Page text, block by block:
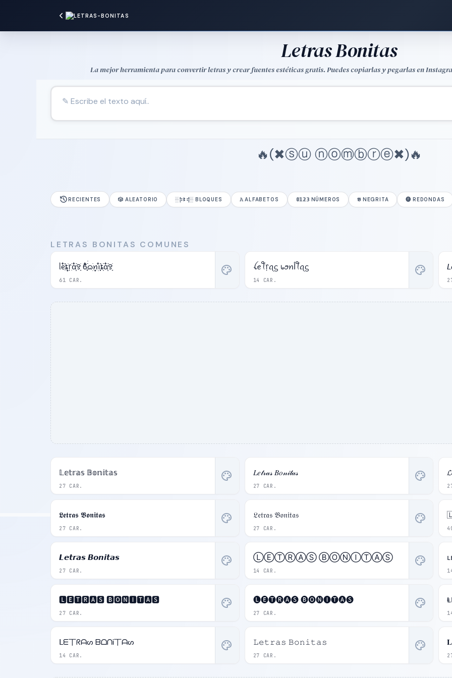
Letras Bonitas
La mejor herramienta para convertir letras y crear fuentes estéticas gratis. Puedes copiarlas y pegarlas en
🔥(✖ⓢⓤ ⓝⓞⓜⓑⓡⓔ✖)🔥
RECIENTES 🎲 ALEATORIO ░⡷ꔪ⢾░ BLOQUES 𝙰 ALFABETOS 𝟘𝟙𝟚𝟛 NÚMEROS 𝕭 NEGRITA 🅡 REDONDAS
LETRAS BONITAS COMUNES
61 CAR.
ᥣᧉ᩠ִ໋֗֗ȶׂׅ᥅ִׂαִׂ໋ׅׅ࣪꯱ָׂ ϐִִׂ໋֢࣪࣪ᦒ᩠ׂׅꪀ݂࣭݂ꪱִ໋ׅ࣪֗ȶִׂׂׅαִׂ໋ׅׅ࣪꯱ָׂ palette
14 CAR.
ꪶꫀꪻ᥅ꪖᦓ ᥇ꪮꪀﺃꪻꪖᦓ palette
27 CAR.
𝕃𝕖𝕥𝕣𝕒𝕤 𝔹𝕠𝕟𝕚𝕥𝕒𝕤 palette
27 CAR.
𝐿𝑒𝓉𝓇𝒶𝓈 𝐵𝑜𝓃𝒾𝓉𝒶𝓈 palette
27 CAR.
𝕷𝖊𝖙𝖗𝖆𝖘 𝕭𝖔𝖓𝖎𝖙𝖆𝖘 palette
27 CAR.
𝔏𝔢𝔱𝔯𝔞𝔰 𝔅𝔬𝔫𝔦𝔱𝔞𝔰 palette
27 CAR.
𝙇𝙚𝙩𝙧𝙖𝙨 𝘽𝙤𝙣𝙞𝙩𝙖𝙨 palette
14 CAR.
ⓁⒺⓉⓇⒶⓈ ⒷⓄⓃⒾⓉⒶⓈ palette
27 CAR.
🅻🅴🆃🆁🅰🆂 🅱🅾🅽🅸🆃🅰🆂 palette
27 CAR.
🅛🅔🅣🅡🅐🅢 🅑🅞🅝🅘🅣🅐🅢 palette
14 CAR.
ᒪᗴ丅ᖇᗩᔕ ᗷᗝᑎᎥ丅ᗩᔕ palette
27 CAR.
𝙻𝚎𝚝𝚛𝚊𝚜 𝙱𝚘𝚗𝚒𝚝𝚊𝚜 palette